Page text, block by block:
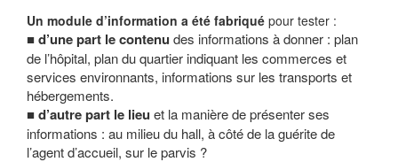
Un module d’information a été fabriqué pour tester :
d’une part le contenu des informations à donner : plan
de l’hôpital, plan du quartier indiquant les commerces et
services environnants, informations sur les transports et
hébergements.
d’autre part le lieu et la manière de présenter ses
informations : au milieu du hall, à côté de la guérite de
l’agent d’accueil, sur le parvis ?